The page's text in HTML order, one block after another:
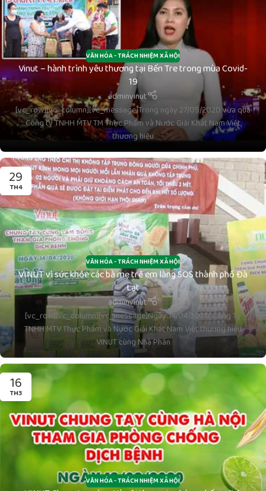
VĂN HÓA - TRÁCH NHIỆM XÃ HỘI
Vinut – hành trình yêu thương tại Bến Tre trong mùa Covid-
19
adminvinut
[vc_row][vc_column][vc_message]Trong ngày 27/05/2020 vừa qua
Công ty TNHH MTV TM Thực Phẩm và Nước Giải Khát Nam Việt
thương hiệu
29
TH4
VĂN HÓA - TRÁCH NHIỆM XÃ HỘI
VINUT vì sức khỏe các bà mẹ trẻ em làng SOS thành phố Đà
Lạt
adminvinut
[vc_row][vc_column][vc_message]Ngày 14/04/2020, Công Ty
TNHH MTV Thực Phẩm và Nước Giải Khát Nam Việt thương hiệu
VINUT cùng Nhà Phân
16
TH3
VĂN HÓA - TRÁCH NHIỆM XÃ HỘI
Nước Ép Thơm (Ép Dứa) Cojo Cojo Có Thạch đóng chai
320ml
adminvinut
THÔNG TIN